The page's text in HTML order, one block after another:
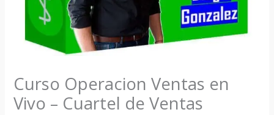
Curso Operacion Ventas en
Vivo – Cuartel de Ventas